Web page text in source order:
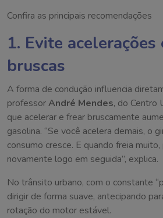
Confira as principais recomendações
1. Evite
bruscas
A forma de condução influencia
professorAndré Mendes, do Centro
que acelerar e frear bruscamente
gasolina. “Se você acelera demais, o
consumo cresce. E quando freia
novamente logo em seguida”, explica.
No trânsito urbano, com o constante
dirigir de forma suave, antecipando
rotação do motor estável.